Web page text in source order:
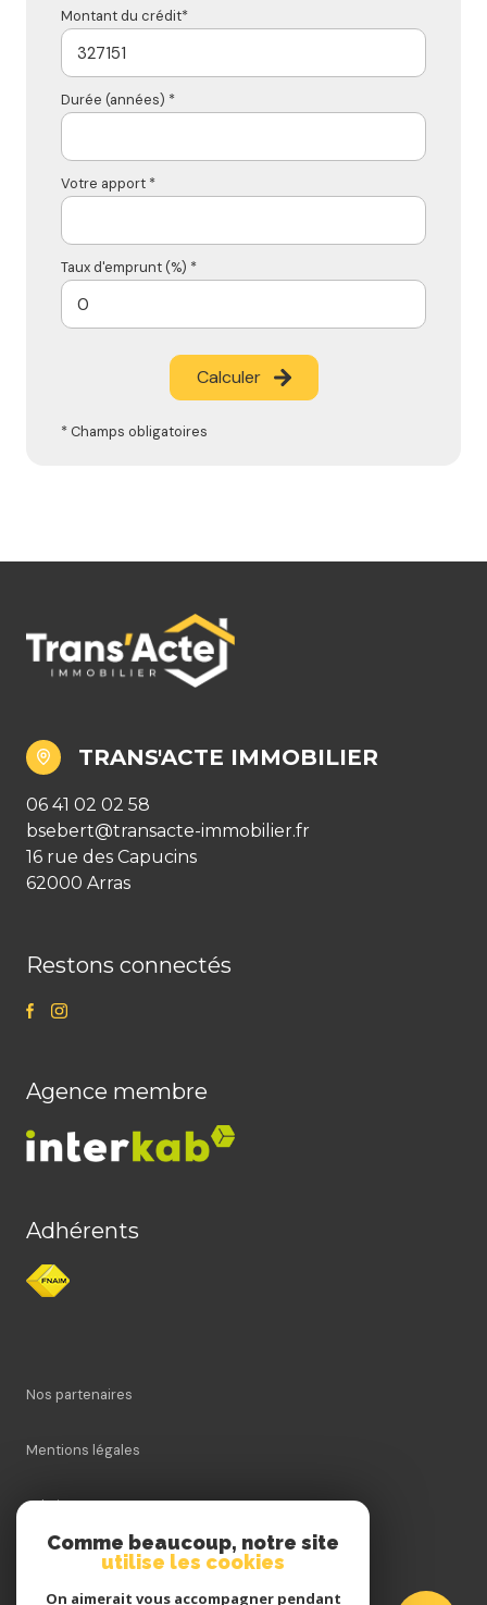
Montant du crédit*
Durée (années) *
Votre apport *
Taux d'emprunt (%) *
Calculer
* Champs obligatoires
TRANS'ACTE IMMOBILIER
06 41 02 02 58
bsebert@transacte-immobilier.fr
16 rue des Capucins
62000 Arras
Restons connectés
Agence membre
Adhérents
Nos partenaires
Mentions légales
Admin
Nos honoraires
Comme beaucoup, notre site
utilise les cookies
On aimerait vous accompagner pendant